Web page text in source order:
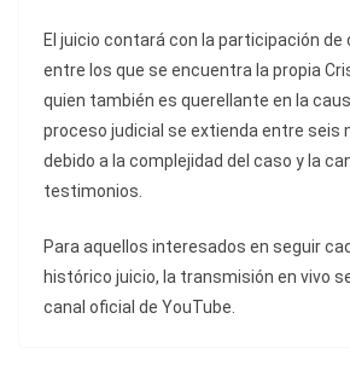
El juicio contará con la participación
entre los que se encuentra la propia
quien también es querellante en la
proceso judicial se extienda entre seis
debido a la complejidad del caso y la
testimonios.
Para aquellos interesados en seguir
histórico juicio, la transmisión en vivo
canal oficial de YouTube.